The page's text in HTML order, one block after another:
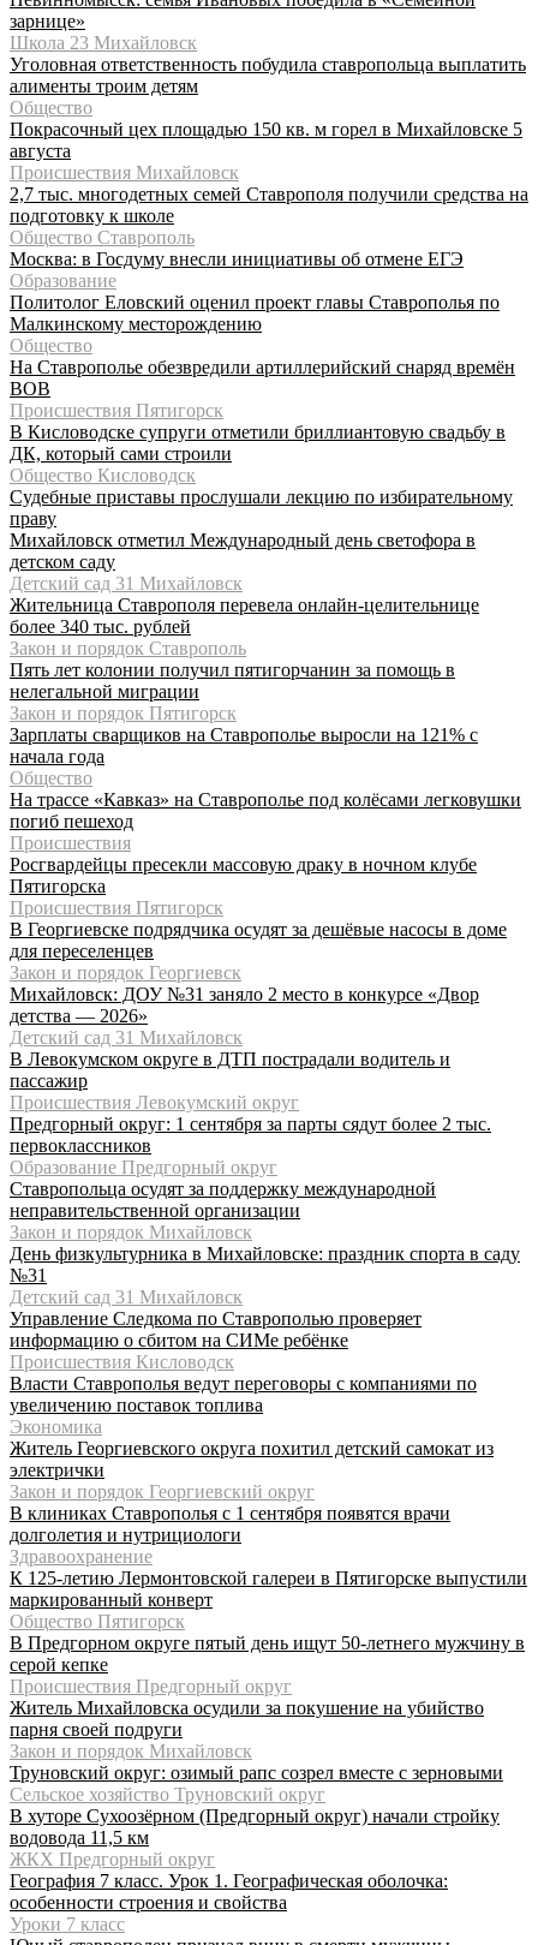
зарнице»
Школа 23 Михайловск
Уголовная ответственность побудила ставропольца выплатить
алименты троим детям
Общество
Покрасочный цех площадью 150 кв. м горел в Михайловске 5
августа
Происшествия Михайловск
2,7 тыс. многодетных семей Ставрополя получили средства на
подготовку к школе
Общество Ставрополь
Москва: в Госдуму внесли инициативы об отмене ЕГЭ
Образование
Политолог Еловский оценил проект главы Ставрополья по
Малкинскому месторождению
Общество
На Ставрополье обезвредили артиллерийский снаряд времён
ВОВ
Происшествия Пятигорск
В Кисловодске супруги отметили бриллиантовую свадьбу в
ДК, который сами строили
Общество Кисловодск
Судебные приставы прослушали лекцию по избирательному
праву
Михайловск отметил Международный день светофора в
детском саду
Детский сад 31 Михайловск
Жительница Ставрополя перевела онлайн-целительнице
более 340 тыс. рублей
Закон и порядок Ставрополь
Пять лет колонии получил пятигорчанин за помощь в
нелегальной миграции
Закон и порядок Пятигорск
Зарплаты сварщиков на Ставрополье выросли на 121% с
начала года
Общество
На трассе «Кавказ» на Ставрополье под колёсами легковушки
погиб пешеход
Происшествия
Росгвардейцы пресекли массовую драку в ночном клубе
Пятигорска
Происшествия Пятигорск
В Георгиевске подрядчика осудят за дешёвые насосы в доме
для переселенцев
Закон и порядок Георгиевск
Михайловск: ДОУ №31 заняло 2 место в конкурсе «Двор
детства — 2026»
Детский сад 31 Михайловск
В Левокумском округе в ДТП пострадали водитель и
пассажир
Происшествия Левокумский округ
Предгорный округ: 1 сентября за парты сядут более 2 тыс.
первоклассников
Образование Предгорный округ
Ставропольца осудят за поддержку международной
неправительственной организации
Закон и порядок Михайловск
День физкультурника в Михайловске: праздник спорта в саду
№31
Детский сад 31 Михайловск
Управление Следкома по Ставрополью проверяет
информацию о сбитом на СИМе ребёнке
Происшествия Кисловодск
Власти Ставрополья ведут переговоры с компаниями по
увеличению поставок топлива
Экономика
Житель Георгиевского округа похитил детский самокат из
электрички
Закон и порядок Георгиевский округ
В клиниках Ставрополья с 1 сентября появятся врачи
долголетия и нутрициологи
Здравоохранение
К 125-летию Лермонтовской галереи в Пятигорске выпустили
маркированный конверт
Общество Пятигорск
В Предгорном округе пятый день ищут 50-летнего мужчину в
серой кепке
Происшествия Предгорный округ
Житель Михайловска осудили за покушение на убийство
парня своей подруги
Закон и порядок Михайловск
Труновский округ: озимый рапс созрел вместе с зерновыми
Сельское хозяйство Труновский округ
В хуторе Сухоозёрном (Предгорный округ) начали стройку
водовода 11,5 км
ЖКХ Предгорный округ
География 7 класс. Урок 1. Географическая оболочка:
особенности строения и свойства
Уроки 7 класс